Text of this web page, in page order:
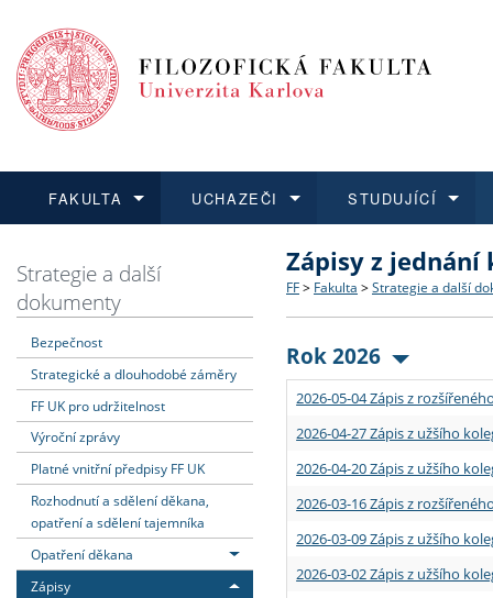
FAKULTA
Dozvědět se více
Struktura a historie
Strategie a další
Podpora a benefity pro
Absolventi fakulty
UCHAZEČI
Podat přihlášku
Co studovat a jak se
Učitelské studijní
Informace k průběhu
STUDUJÍCÍ
Dozvědět se více
Bakalářské a magisterské
Doktorské studium
Rigorózní řízení
Dozvědět se více
O vědě a výzkumu na FF
Akademické kvalifikace
Granty a projekty
Dozvědět se více
Aktuální nabídky a
Vyjíždějící studenti
Přijíždějící studenti
Vyjíždějící zaměstnanci
Strategie a další
dokumenty
Bezpečnost
Strategické a dlouhodobé záměry
FF UK pro udržitelnost
Výroční zprávy
Platné vnitřní předpisy FF UK
Rozhodnutí a sdělení děkana,
opatření a sdělení tajemníka
Opatření děkana
Zápisy
Zápisy z jednání
FF > Fakulta > Strategie a další
Rok 2026
2026-05-04 Zápis z
2026-04-27 Zápis z užšího
2026-04-20 Zápis z užšího
2026-03-16 Zápis z
2026-03-09 Zápis z užšího
2026-03-02 Zápis z užšího